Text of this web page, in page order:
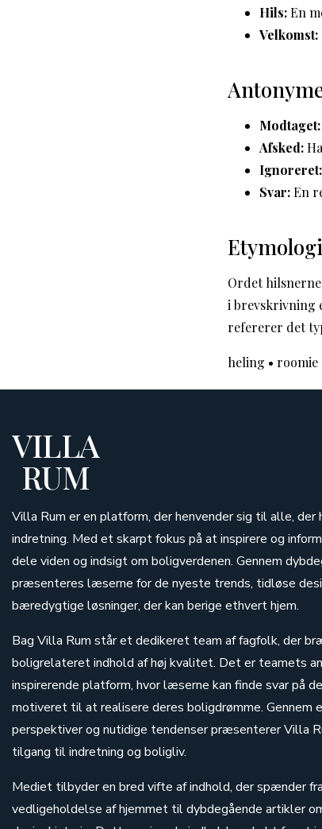
Hils:En
Velkomst:
Modtaget:
Afsked:
Ignoreret:
Svar:En
Etymologi
Ordet
i brevskrivning
refererer det
heling • roomie
VILLA
RUM
Villa Rum er en platform, der henvender sig til alle, der
indretning. Med et skarpt fokus på at inspirere og
dele viden og indsigt om boligverdenen. Gennem
præsenteres læserne for de nyeste trends, tidløse
bæredygtige løsninger, der kan berige ethvert hjem.
Bag Villa Rum står et dedikeret team af fagfolk, der
boligrelateret indhold af høj kvalitet. Det er teamets
inspirerende platform, hvor læserne kan finde svar på
motiveret til at realisere deres boligdrømme. Gennem
perspektiver og nutidige tendenser præsenterer Villa
tilgang til indretning og boligliv.
Mediet tilbyder en bred vifte af indhold, der spænder
vedligeholdelse af hjemmet til dybdegående artikler